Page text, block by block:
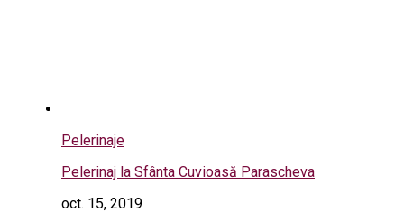
Pelerinaje
Pelerinaj la Sfânta Cuvioasă Parascheva
oct. 15, 2019